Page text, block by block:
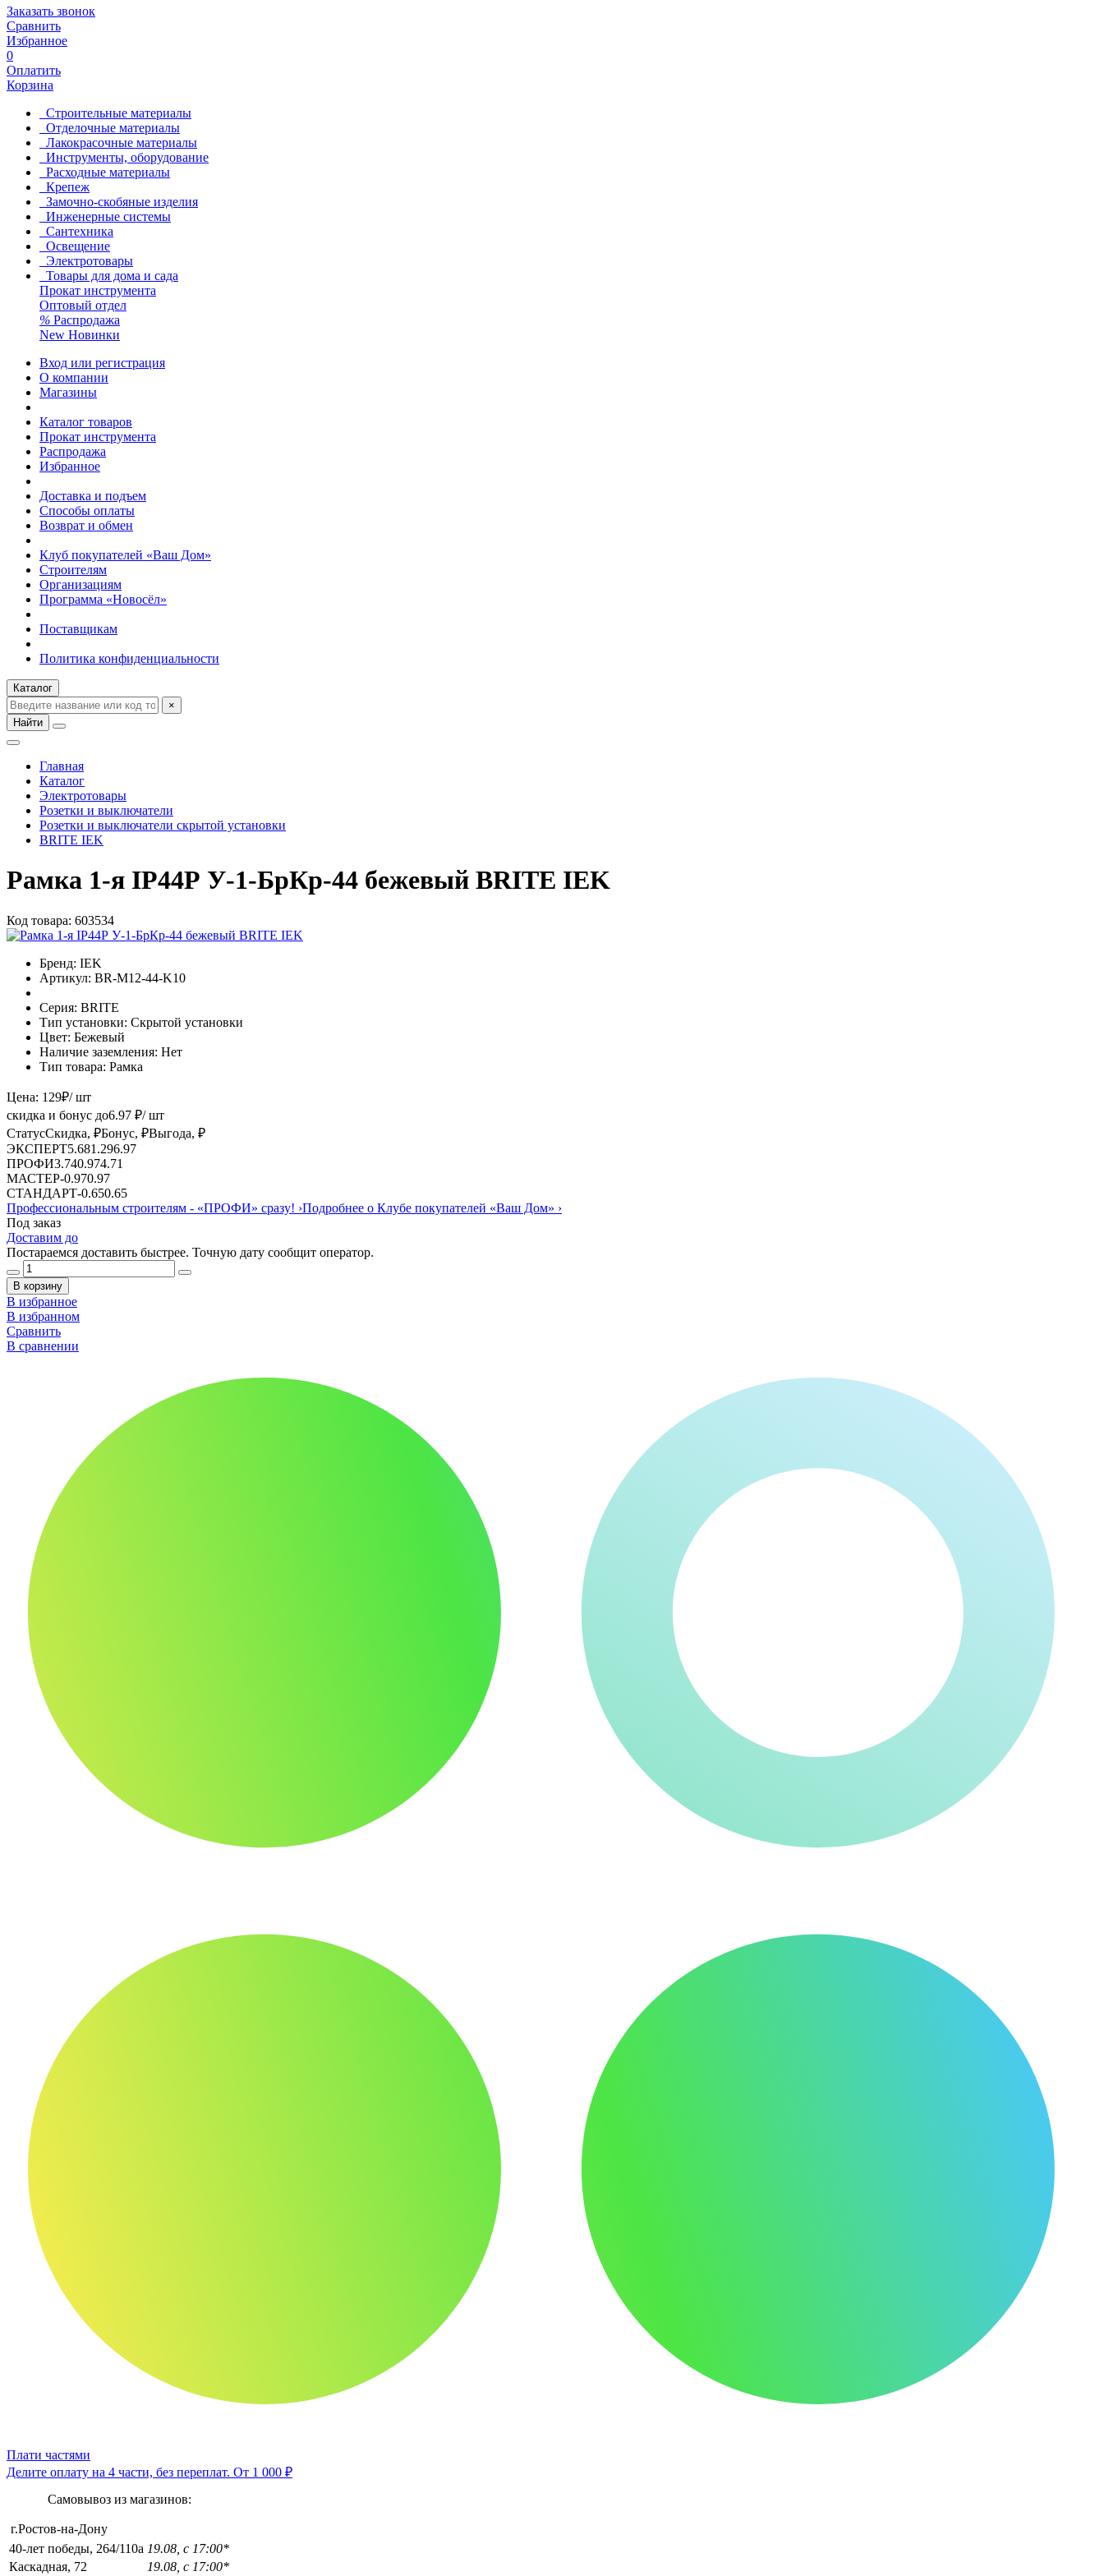
Заказать звонок
Сравнить
Избранное
0
Оплатить
Корзина
Строительные материалы
Отделочные материалы
Лакокрасочные материалы
Инструменты, оборудование
Расходные материалы
Крепеж
Замочно-скобяные изделия
Инженерные системы
Сантехника
Освещение
Электротовары
Товары для дома и сада
Прокат инструмента
Оптовый отдел
% Распродажа
New Новинки
Вход или регистрация
О компании
Магазины
Каталог товаров
Прокат инструмента
Распродажа
Избранное
Доставка и подъем
Способы оплаты
Возврат и обмен
Клуб покупателей «Ваш Дом»
Строителям
Организациям
Программа «Новосёл»
Поставщикам
Политика конфиденциальности
Каталог
×
Найти
Главная
Каталог
Электротовары
Розетки и выключатели
Розетки и выключатели скрытой установки
BRITE IEK
Рамка 1-я IP44Р У-1-БрКр-44 бежевый BRITE IEK
Код товара: 603534
Бренд: IEK
Артикул: BR-M12-44-K10
Серия: BRITE
Тип установки: Скрытой установки
Цвет: Бежевый
Наличие заземления: Нет
Тип товара: Рамка
Цена: 129₽/ шт
скидка и бонус до6.97 ₽/ шт
СтатусСкидка, ₽Бонус, ₽Выгода, ₽
ЭКСПЕРТ5.681.296.97
ПРОФИ3.740.974.71
МАСТЕР-0.970.97
СТАНДАРТ-0.650.65
Профессиональным строителям - «ПРОФИ» сразу! ›Подробнее о Клубе покупателей «Ваш Дом» ›
Под заказ
Доставим до
Постараемся доставить быстрее. Точную дату сообщит оператор.
В корзину
В избранное
В избранном
Сравнить
В сравнении
Плати частями
Делите оплату на 4 части, без переплат. От 1 000 ₽
Самовывоз из магазинов:
г.Ростов-на-Дону
40-лет победы, 264/110а 19.08, с 17:00*
Каскадная, 72
19.08, с 17:00*